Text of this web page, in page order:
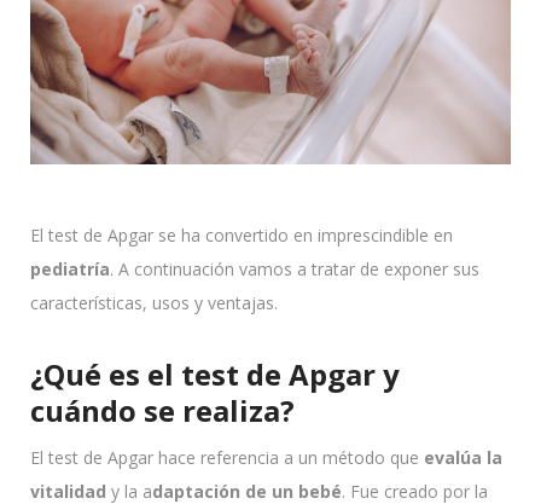
El test de Apgar se ha convertido en imprescindible en
pediatría. A continuación vamos a tratar de exponer sus
características, usos y ventajas.
¿Qué es el test de Apgar y
cuándo se realiza?
El test de Apgar hace referencia a un método que evalúa la
vitalidad y la adaptación de un bebé. Fue creado por la